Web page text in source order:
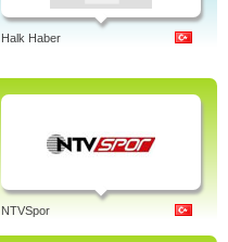
Halk Haber
NTVSpor